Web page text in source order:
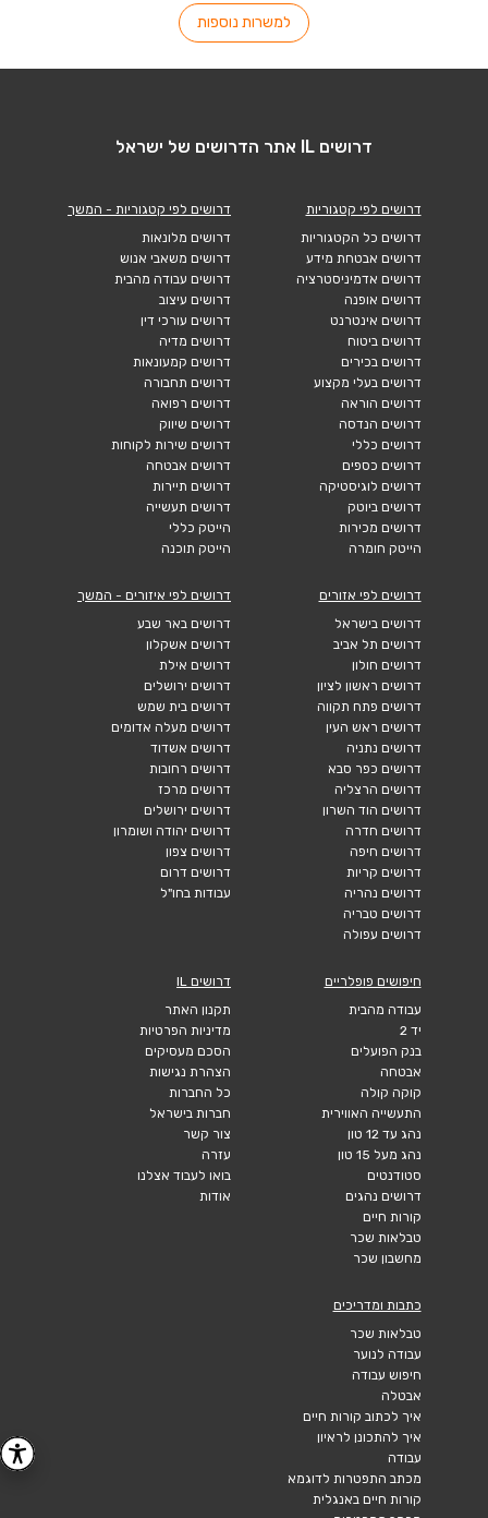
למשרות נוספות
דרושים IL אתר הדרושים של ישראל
דרושים לפי קטגוריות
דרושים כל הקטגוריות
דרושים אבטחת מידע
דרושים אדמיניסטרציה
דרושים אופנה
דרושים אינטרנט
דרושים ביטוח
דרושים בכירים
דרושים בעלי מקצוע
דרושים הוראה
דרושים הנדסה
דרושים כללי
דרושים כספים
דרושים לוגיסטיקה
דרושים ביוטק
דרושים מכירות
הייטק חומרה
דרושים לפי קטגוריות - המשך
דרושים מלונאות
דרושים משאבי אנוש
דרושים עבודה מהבית
דרושים עיצוב
דרושים עורכי דין
דרושים מדיה
דרושים קמעונאות
דרושים תחבורה
דרושים רפואה
דרושים שיווק
דרושים שירות לקוחות
דרושים אבטחה
דרושים תיירות
דרושים תעשייה
הייטק כללי
הייטק תוכנה
דרושים לפי אזורים
דרושים בישראל
דרושים תל אביב
דרושים חולון
דרושים ראשון לציון
דרושים פתח תקווה
דרושים ראש העין
דרושים נתניה
דרושים כפר סבא
דרושים הרצליה
דרושים הוד השרון
דרושים חדרה
דרושים חיפה
דרושים קריות
דרושים נהריה
דרושים טבריה
דרושים עפולה
דרושים לפי איזורים - המשך
דרושים באר שבע
דרושים אשקלון
דרושים אילת
דרושים ירושלים
דרושים בית שמש
דרושים מעלה אדומים
דרושים אשדוד
דרושים רחובות
דרושים מרכז
דרושים ירושלים
דרושים יהודה ושומרון
דרושים צפון
דרושים דרום
עבודות בחו"ל
חיפושים פופלריים
עבודה מהבית
יד 2
בנק הפועלים
אבטחה
קוקה קולה
התעשייה האווירית
נהג עד 12 טון
נהג מעל 15 טון
סטודנטים
דרושים נהגים
קורות חיים
טבלאות שכר
מחשבון שכר
דרושים IL
תקנון האתר
מדיניות הפרטיות
הסכם מעסיקים
הצהרת נגישות
כל החברות
חברות בישראל
צור קשר
עזרה
בואו לעבוד אצלנו
אודות
כתבות ומדריכים
טבלאות שכר
עבודה לנוער
חיפוש עבודה
אבטלה
איך לכתוב קורות חיים
איך להתכונן לראיון
עבודה
מכתב התפטרות לדוגמא
קורות חיים באנגלית